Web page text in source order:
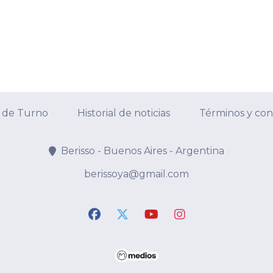
de Turno Historial de noticias Términos y
Berisso - Buenos Aires - Argentina
berissoya@gmail.com